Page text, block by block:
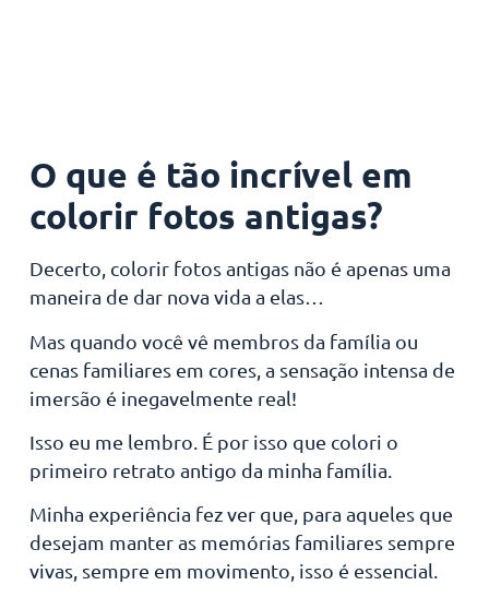
O que é tão incrível em
colorir fotos antigas?
Decerto, colorir fotos antigas não é apenas uma
maneira de dar nova vida a elas…
Mas quando você vê membros da família ou
cenas familiares em cores, a sensação intensa de
imersão é inegavelmente real!
Isso eu me lembro. É por isso que colori o
primeiro retrato antigo da minha família.
Minha experiência fez ver que, para aqueles que
desejam manter as memórias familiares sempre
vivas, sempre em movimento, isso é essencial.